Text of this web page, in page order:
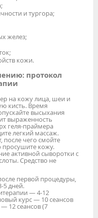
и тургора;
желез;
кожи.
протокол
на кожу лица, шеи и
кисть. Время
высыхания
выраженность
геля-праймера
легкий массаж.
после чего смойте
просушите кожу.
активной сыворотки с
Средство не
первой процедуры,
5 дней.
— 4-12
курс — 10 сеансов
12 сеансов (7